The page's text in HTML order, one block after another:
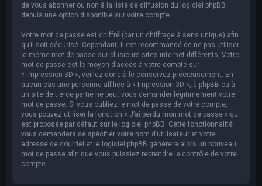
de vous abonner ou non à la liste de diffusion du logiciel phpBB
depuis une option disponible sur votre compte.
Votre mot de passe est chiffré (par un chiffrage à sens unique) afin
qu’il soit sécurisé. Cependant, il est recommandé de ne pas utiliser
le même mot de passe sur plusieurs sites internet différents. Votre
mot de passe est le moyen d’accès à votre compte sur
« Impression 3D », veillez donc à le conservez précieusement. En
aucun cas une personne affiliée à « Impression 3D », à phpBB ou à
un site de tierce partie ne peut vous demander légitimement votre
mot de passe. Si vous oubliez le mot de passe de votre compte,
vous pouvez utiliser la fonction « J’ai perdu mon mot de passe » qui
est proposée par défaut sur le logiciel phpBB. Cette fonctionnalité
vous demandera de spécifier votre nom d’utilisateur et votre
adresse de courriel et le logiciel phpBB générera alors un nouveau
mot de passe afin que vous puissiez reprendre le contrôle de votre
compte.